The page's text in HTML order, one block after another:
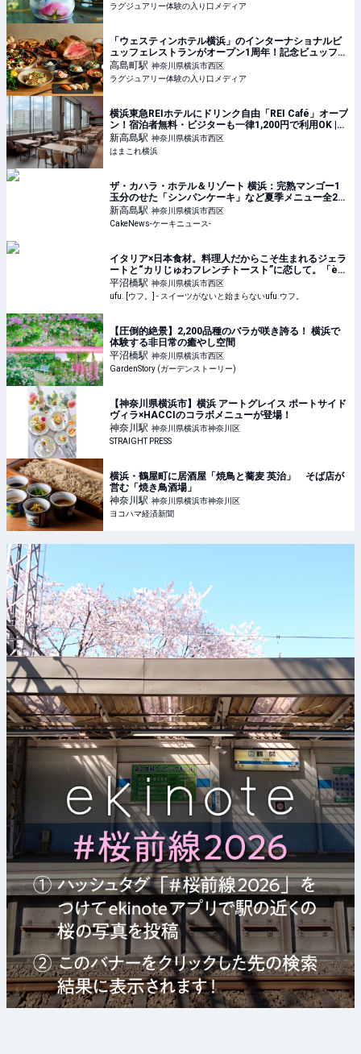
ラグジュアリー体験の入り口メディア
「ウェスティンホテル横浜」のインターナショナルビ
ュッフェレストランがオープン1周年！記念ビュッフェ
を堪能
高島町駅 神奈川県横浜市西区
ラグジュアリー体験の入り口メディア
横浜東急REIホテルにドリンク自由「REI Café」オープ
ン！宿泊者無料・ビジターも一律1,200円で利用OK |
はまこれ横浜
新高島駅 神奈川県横浜市西区
はまこれ横浜
ザ・カハラ・ホテル＆リゾート 横浜：完熟マンゴー1
玉分のせた「シンパンケーキ」など夏季メニュー全2
種、6月1日より4ヵ月展開
新高島駅 神奈川県横浜市西区
CakeNews-ケーキニュース-
イタリア×日本食材。料理人だからこそ生まれるジェラ
ートと“カリじゅわフレンチトースト”に恋して。「è
più（エピュウ）」（横浜） - ufu. [ウフ。]
平沼橋駅 神奈川県横浜市西区
ufu. [ウフ。] - スイーツがないと始まらないufu.ウフ。
【圧倒的絶景】2,200品種のバラが咲き誇る！ 横浜で
体験する非日常の癒やし空間
平沼橋駅 神奈川県横浜市西区
GardenStory (ガーデンストーリー)
【神奈川県横浜市】横浜 アートグレイス ポートサイド
ヴィラ×HACCIのコラボメニューが登場！
神奈川駅 神奈川県横浜市神奈川区
STRAIGHT PRESS
横浜・鶴屋町に居酒屋「焼鳥と蕎麦 英治」 そば店が
営む「焼き鳥酒場」
神奈川駅 神奈川県横浜市神奈川区
ヨコハマ経済新聞